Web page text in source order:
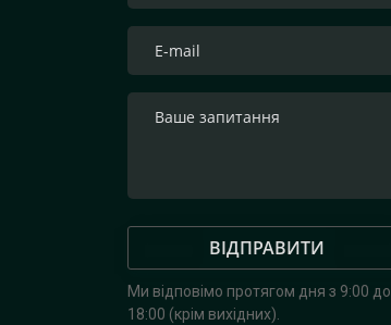
ВІДПРАВИТИ
Ми відповімо протягом дня з 9:00 до
18:00 (крім вихідних).